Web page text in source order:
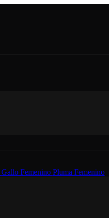
Gallo Femenino Pluma Femenino